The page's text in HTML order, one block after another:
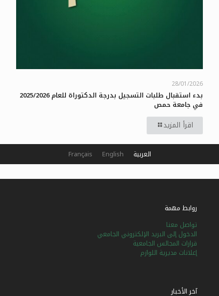
28/01/2026
بدء استقبال طلبات التسجيل بدرجة الدكتوراة للعام 2025/2026
في جامعة حمص
اقرأ المزيد
روابط مهمة
تواصل معنا
الدخول إلى البريد الإلكتروني الجامعي
قرارات المجالس الجامعية
إعلانات مديرية اللوازم
آخر الأخبار
العربية English
Français